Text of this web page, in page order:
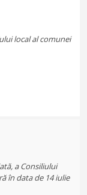
local al comunei
a Consiliului
în data de 14 iulie